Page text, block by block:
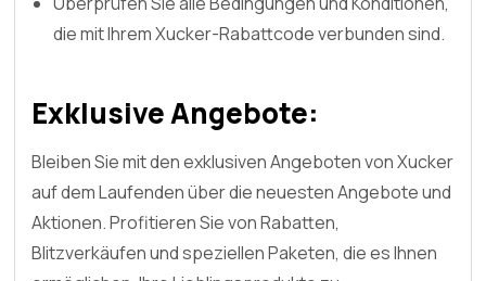
die mit Ihrem Xucker-Rabattcode verbunden sind.
Exklusive Angebote:
Bleiben Sie mit den exklusiven Angeboten von Xucker
auf dem Laufenden über die neuesten Angebote und
Aktionen. Profitieren Sie von Rabatten,
Blitzverkäufen und speziellen Paketen, die es Ihnen